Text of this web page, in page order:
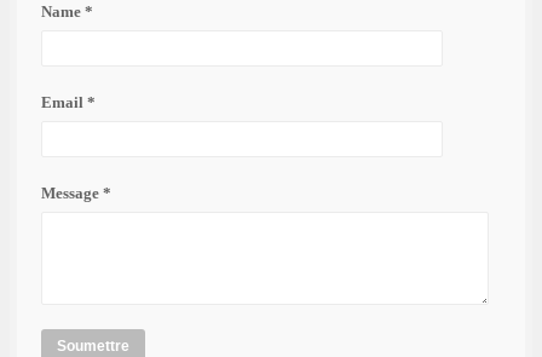
Name *
Email *
Message *
Soumettre